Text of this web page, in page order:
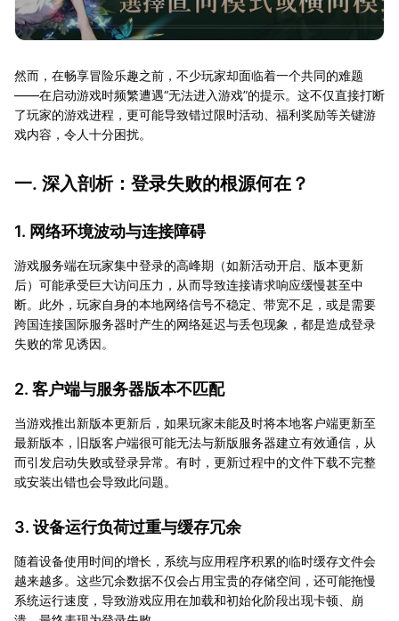
然而，在畅享冒险乐趣之前，不少玩家却面临着一个共同的难题
——在启动游戏时频繁遭遇“无法进入游戏”的提示。这不仅直接打断
了玩家的游戏进程，更可能导致错过限时活动、福利奖励等关键游
戏内容，令人十分困扰。
一. 深入剖析：登录失败的根源何在？
1. 网络环境波动与连接障碍
游戏服务端在玩家集中登录的高峰期（如新活动开启、版本更新
后）可能承受巨大访问压力，从而导致连接请求响应缓慢甚至中
断。此外，玩家自身的本地网络信号不稳定、带宽不足，或是需要
跨国连接国际服务器时产生的网络延迟与丢包现象，都是造成登录
失败的常见诱因。
2. 客户端与服务器版本不匹配
当游戏推出新版本更新后，如果玩家未能及时将本地客户端更新至
最新版本，旧版客户端很可能无法与新版服务器建立有效通信，从
而引发启动失败或登录异常。有时，更新过程中的文件下载不完整
或安装出错也会导致此问题。
3. 设备运行负荷过重与缓存冗余
随着设备使用时间的增长，系统与应用程序积累的临时缓存文件会
越来越多。这些冗余数据不仅会占用宝贵的存储空间，还可能拖慢
系统运行速度，导致游戏应用在加载和初始化阶段出现卡顿、崩